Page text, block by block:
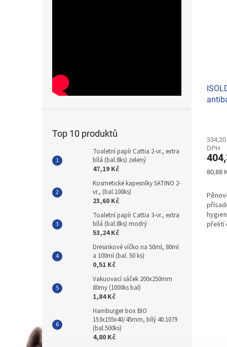
Top 10 produktů
Toaletní papír Cattia 2-vr., extra
bílá (bal.8ks) zelený
47,19 Kč
Kosmetické kapesníky SATINO 2-
vr., (bal.100ks)
23,60 Kč
Toaletní papír Cattia 3-vr., extra
bílá (bal.8ks) modrý
53,24 Kč
Dresinkové víčko na 50ml, 80ml
a 100ml (bal. 50 ks)
0,51 Kč
Vakuovací sáček 200x250mm
80my (1000ks bal)
1,84 Kč
Hamburger box BIO
153x155x40/45mm, bílý 40.1079
(bal.500ks)
4,80 Kč
je
5,0
z
DPH
Měrná
80,88
přelití